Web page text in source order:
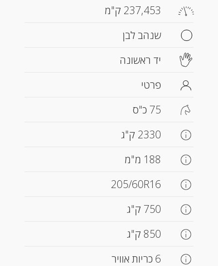
237,453 ק"מ
שנהב לבן
יד ראשונה
פרטי
75 כ"ס
2330 ק"ג
188 מ"מ
205/60R16
750 ק"ג
850 ק"ג
6 כריות אוויר